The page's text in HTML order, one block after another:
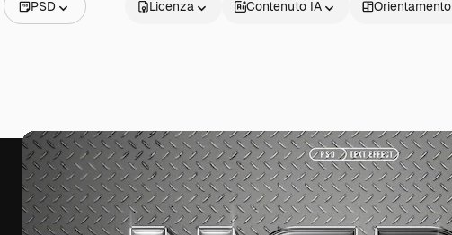
PSD
Video
Clip video
Motion graphic
Modelli di video
Icone
Modelli 3D
Font
Licenza Contenuto IA Orientamento
Prodotti